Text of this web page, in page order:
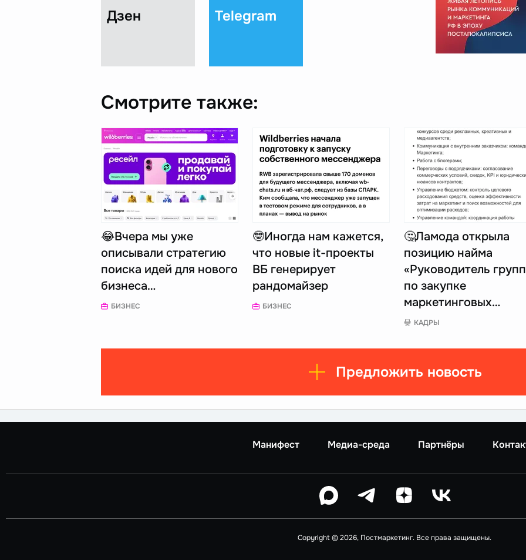
Дзен Telegram
Смотрите также:
😂Вчера мы уже
описывали стратегию
поиска идей для нового
бизнеса…
БИЗНЕС
🤓Иногда нам кажется,
что новые it-проекты
ВБ генерирует
рандомайзер
БИЗНЕС
🤔Ламода открыла
позицию найма
«Руководитель
по закупке
маркетинговых…
КАДРЫ
Предложить новость
Манифест Медиа-среда Партнёры
Copyright © 2026, Постмаркетинг. Все права защищены.